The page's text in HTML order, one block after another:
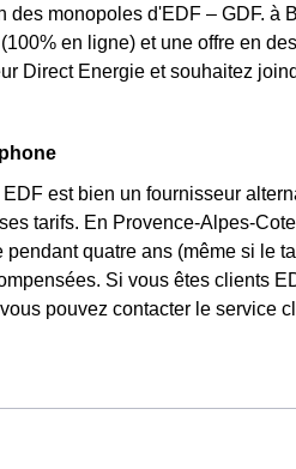
monopoles d'EDF – GDF. à
en ligne) et une offre en
Direct Energie et souhaitez
est bien un fournisseur
tarifs. En Provence-Alpes-
quatre ans (même si le
Si vous êtes clients
pouvez contacter le service